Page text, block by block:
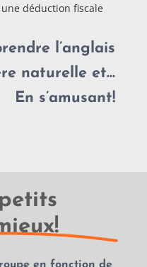
déduction fiscale
l’anglais
naturelle et…
En s’amusant!